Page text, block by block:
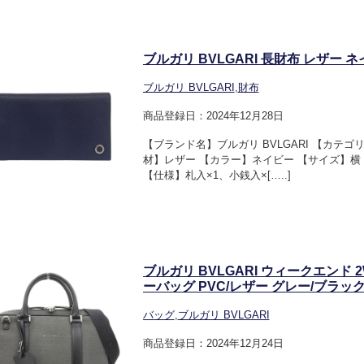
ブルガリ BVLGARI 長財布 レザー ネ
ブルガリ BVLGARI ,財布
商品登録日：2024年12月28日
【ブランド名】ブルガリ BVLGARI 【カテ
材】レザー 【カラー】ネイビー 【サイズ】
【仕様】札入×1、小銭入×[…..]
ブルガリ BVLGARI ウィークエンド
ーバッグ PVC/レザー グレー/ブラッ
バッグ,ブルガリ BVLGARI
商品登録日：2024年12月24日